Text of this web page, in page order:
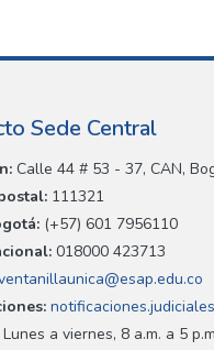
Sede Central
Calle 44 # 53 - 37, CAN,
111321
(+57) 601 7956110
018000 423713
Lunes a viernes, 8 a.m. a 5